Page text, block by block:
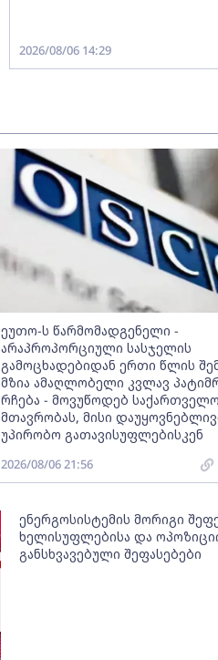
2026/08/06 14:29
ეუთო-ს წარმომადგენელი -
არაპროპორციული სასჯელის
გამოცხადებიდან ერთი წლის
მზია ამაღლობელი კვლავ
რჩება - მოვუწოდებ
მთავრობას, მისი
უპირობო გათავისუფლებისკენ
2026/08/06 21:56
ენერგოსისტემის მორიგი
ხელისუფლებისა და
განსხვავებული შეფასებები